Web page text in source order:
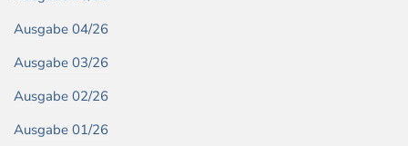
Ausgabe 04/26
Ausgabe 03/26
Ausgabe 02/26
Ausgabe 01/26